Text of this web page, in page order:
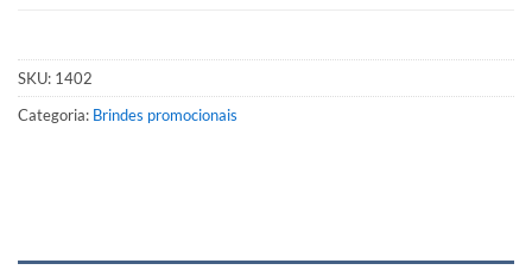
SKU: 1402
Categoria: Brindes promocionais